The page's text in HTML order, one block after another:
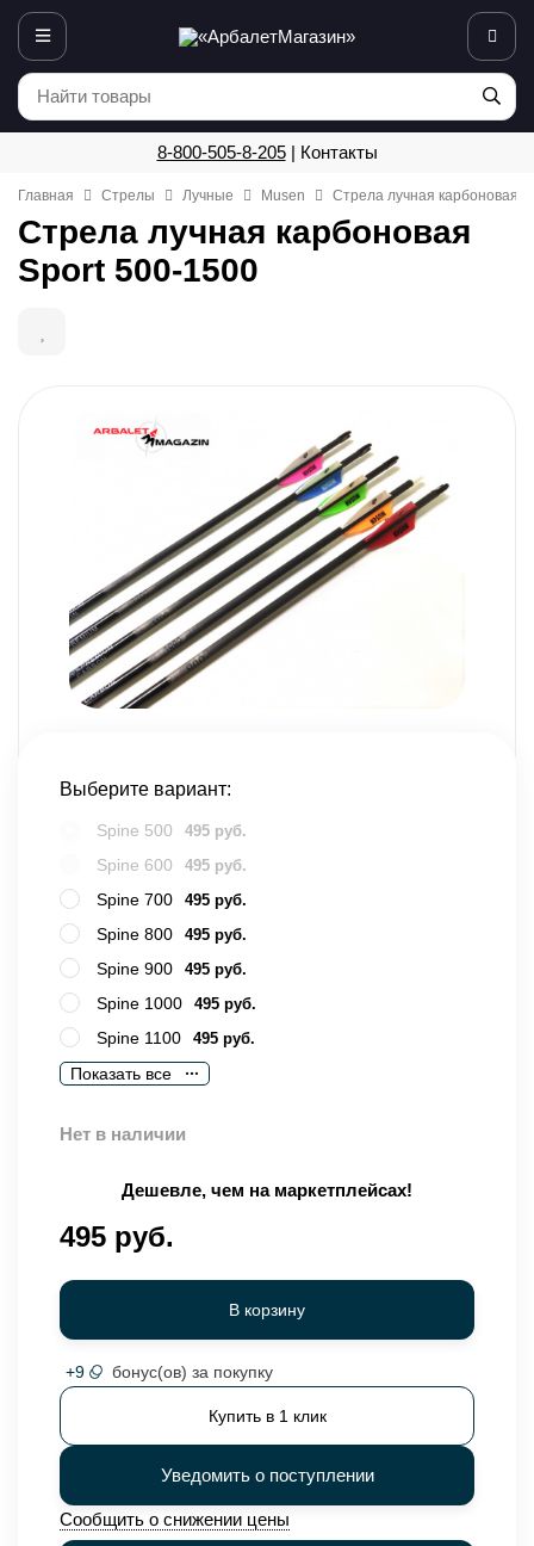
8-800-505-8-205| Контакты
Главная Стрелы Лучные Musen Стрела лучная карбоновая
Стрела лучная карбоновая
Sport 500-1500
Выберите вариант:
Spine 500 495 руб.
Spine 600 495 руб.
Spine 700 495 руб.
Spine 800 495 руб.
Spine 900 495 руб.
Spine 1000 495 руб.
Spine 1100 495 руб.
Показать все
Нет в наличии
Дешевле, чем на маркетплейсах!
495 руб.
В корзину
+9 бонус(ов) за покупку
Купить в 1 клик
Уведомить о поступлении
Сообщить о снижении цены